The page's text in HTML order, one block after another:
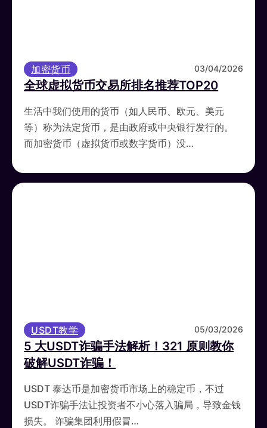
加密货币 03/04/2026
全球虚拟货币交易所排名推荐TOP20
生活中我们使用的货币（如人民币、欧元、美元
等）称为法定货币，是由政府或中央银行发行的。
而加密货币（虚拟货币或数字货币）没…
USDT教学 05/03/2026
5 大USDT诈骗手法解析！321 原则教你
破解USDT诈骗！
USDT 泰达币是加密货币市场上的稳定币，不过
USDT诈骗手法让投资者不小心落入骗局，导致金钱
损失。 诈骗集团利用假冒…